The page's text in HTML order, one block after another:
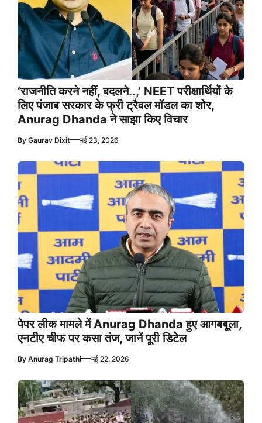
‘राजनीति करने नहीं, बदलने..,’ NEET परीक्षार्थियों के
लिए पंजाब सरकार के फ्री ट्रैवल मॉडल का शोर,
Anurag Dhanda ने साझा किए विचार
By Gaurav Dixit—मई 23, 2026
पेपर लीक मामले में Anurag Dhanda हुए आगबबूला,
एनटीए चीफ पर कसा तंज, जानें पूरी डिटेल
By Anurag Tripathi—मई 22, 2026